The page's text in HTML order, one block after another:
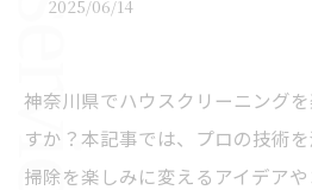
2025/06/14
神奈川県でハウスクリーニング
すか？本記事では、プロの技術
掃除を楽しみに変えるアイデア